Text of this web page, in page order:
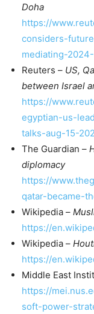
Doha
https://
considers-
mediating-
Reuters – US,
between Israel
https://
egyptian-us-
talks-aug-15-
The Guardian –
diplomacy
https://
qatar-became-
Wikipedia –
https://
Wikipedia –
https://
Middle East
https://
soft-power-